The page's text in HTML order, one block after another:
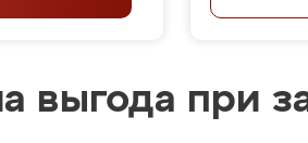
выгода при